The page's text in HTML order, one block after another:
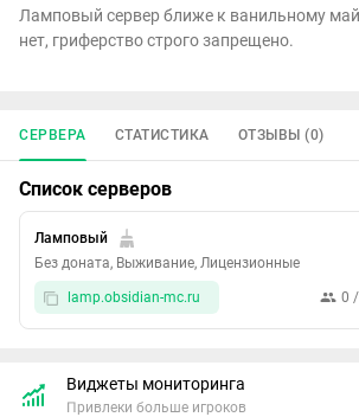
Ламповый сервер ближе к ванильному
нет, гриферство строго запрещено.
СЕРВЕРА СТАТИСТИКА ОТЗЫВЫ (0)
Список серверов
Ламповый
Без доната, Выживание, Лицензионные
0
lamp.obsidian-mc.ru
Виджеты мониторинга
Привлеки больше игроков